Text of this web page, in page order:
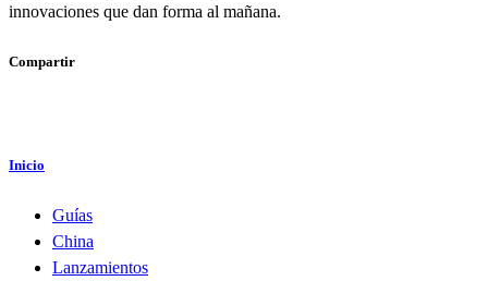
innovaciones que dan forma al mañana.
Compartir
Inicio
Guías
China
Lanzamientos